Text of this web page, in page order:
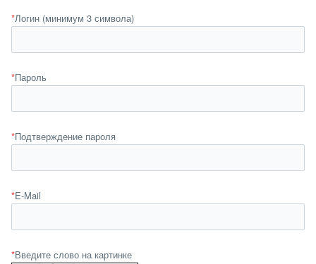
*Логин (минимум 3 символа)
*Пароль
*Подтверждение пароля
*E-Mail
*Введите слово на картинке